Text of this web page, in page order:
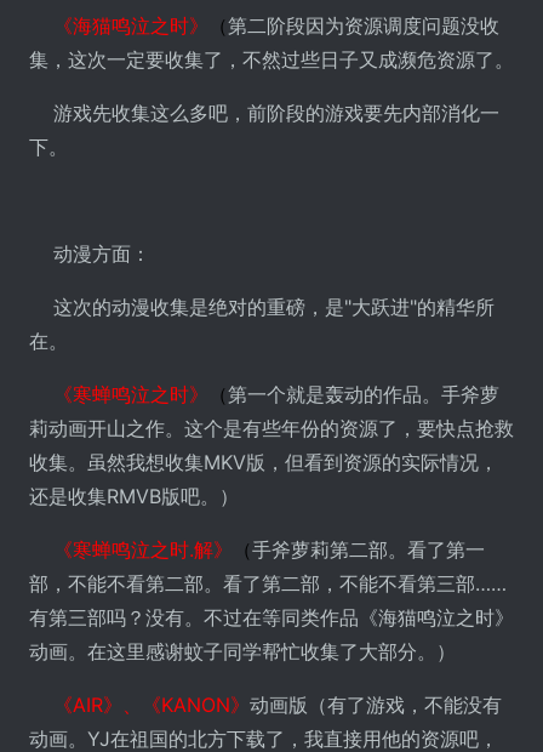
《海猫鸣泣之时》 （第二阶段因为资源调度问题没收
集，这次一定要收集了，不然过些日子又成濒危资源了。
游戏先收集这么多吧，前阶段的游戏要先内部消化一
下。
动漫方面：
这次的动漫收集是绝对的重磅，是"大跃进"的精华所
在。
《寒蝉鸣泣之时》 （第一个就是轰动的作品。手斧萝
莉动画开山之作。这个是有些年份的资源了，要快点抢救
收集。虽然我想收集MKV版，但看到资源的实际情况，
还是收集RMVB版吧。）
《寒蝉鸣泣之时.解》 （手斧萝莉第二部。看了第一
部，不能不看第二部。看了第二部，不能不看第三部……
有第三部吗？没有。不过在等同类作品《海猫鸣泣之时》
动画。在这里感谢蚊子同学帮忙收集了大部分。）
《AIR》、《KANON》 动画版（有了游戏，不能没有
动画。YJ在祖国的北方下载了，我直接用他的资源吧，